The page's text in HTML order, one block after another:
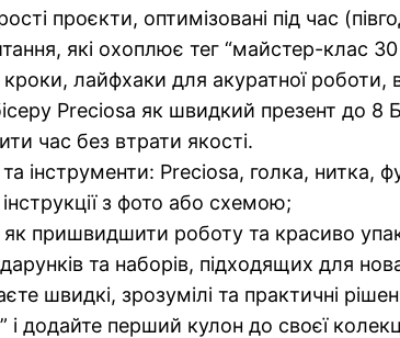
проєкти, оптимізовані під час
які охоплює тег “майстер-клас
кроки, лайфхаки для акуратної роботи,
Preciosa як швидкий презент до 8
час без втрати якості.
інструменти: Preciosa, голка, нитка,
з фото або схемою;
пришвидшити роботу та красиво
та наборів, підходящих для
швидкі, зрозумілі та практичні
і додайте перший кулон до своєї